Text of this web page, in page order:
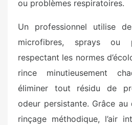
ou problèmes respiratoires.
Un professionnel utilise
microfibres, sprays ou
respectant les normes
rince minutieusement
éliminer tout résidu de
odeur persistante. Grâce au
rinçage méthodique, l’air